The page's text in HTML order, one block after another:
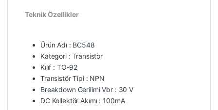
Teknik Özellikler
Ürün Adı : BC548
Kategori : Transistör
Kılıf : TO-92
Transistör Tipi : NPN
Breakdown Gerilimi Vbr : 30 V
DC Kollektör Akımı : 100mA